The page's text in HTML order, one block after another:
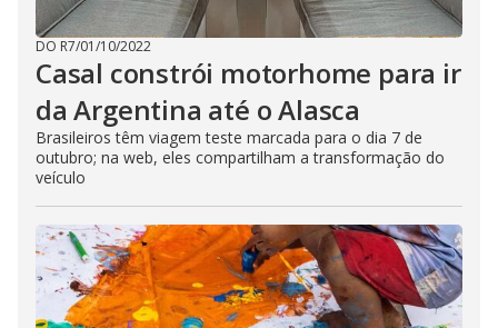
DO R7/01/10/2022
Casal constrói motorhome para ir
da Argentina até o Alasca
Brasileiros têm viagem teste marcada para o dia 7 de
outubro; na web, eles compartilham a transformação do
veículo